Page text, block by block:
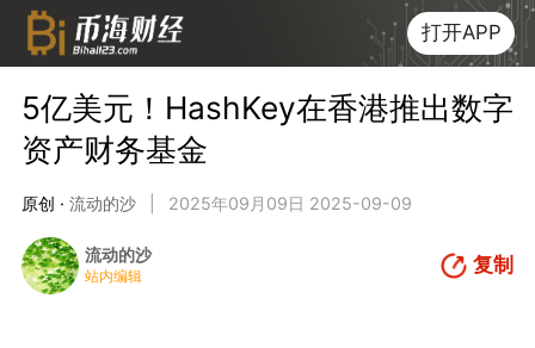
打开APP
5亿美元！HashKey在香港推出数字
资产财务基金
原创 · 流动的沙 2025年09月09日 2025-09-09
流动的沙
站内编辑 复制